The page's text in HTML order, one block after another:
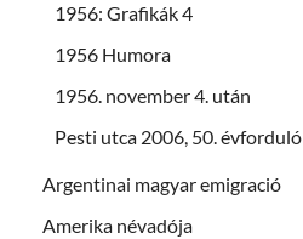
1956: Grafikák 4
1956 Humora
1956. november 4. után
Pesti utca 2006, 50. évforduló
Argentinai magyar emigració
Amerika névadója